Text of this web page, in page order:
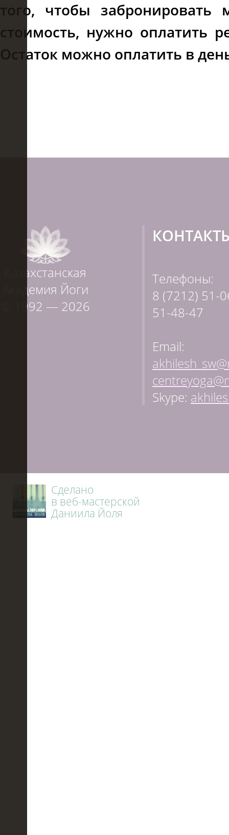
того, чтобы забронировать
стоимость, нужно оплатить
Остаток можно оплатить в
Казахстанская
Академия Йоги
© 1992 — 2026
Телефоны:
8 (7212) 51-
51-48-47
Email:
Skype:
Сделано
в веб-мастерской
Даниила Йоля